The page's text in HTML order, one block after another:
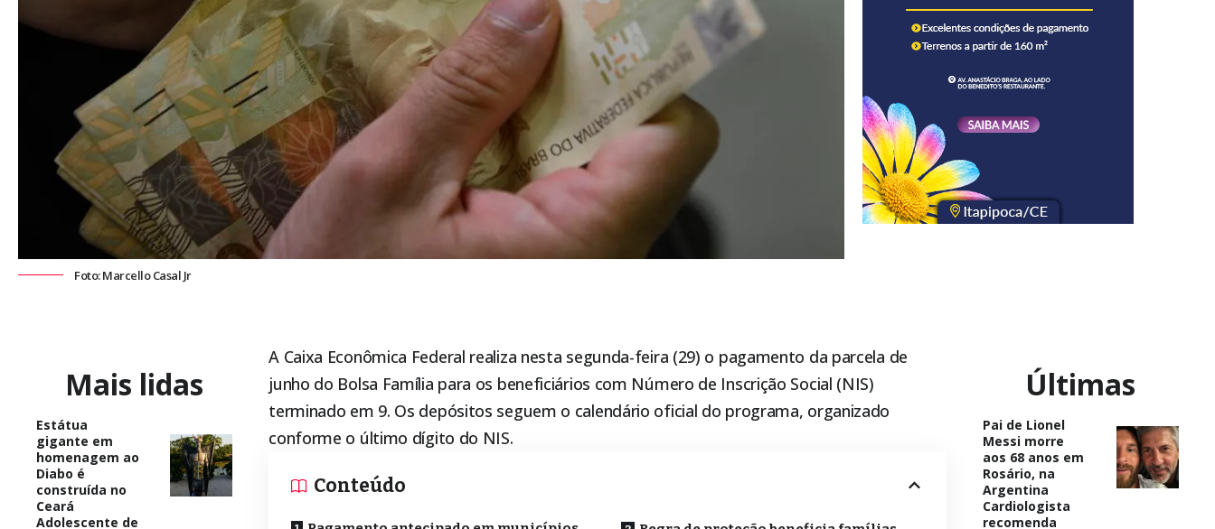
Foto: Marcello Casal Jr
Mais lidas
Estátua
gigante em
homenagem ao
Diabo é
construída no
Ceará
Adolescente de
A Caixa Econômica Federal realiza nesta segunda-feira (29) o pagamento da parcela de
junho do Bolsa Família para os beneficiários com Número de Inscrição Social (NIS)
terminado em 9. Os depósitos seguem o calendário oficial do programa, organizado
conforme o último dígito do NIS.
Conteúdo
Últimas
Pai de Lionel
Messi morre
aos 68 anos em
Rosário, na
Argentina
Cardiologista
recomenda